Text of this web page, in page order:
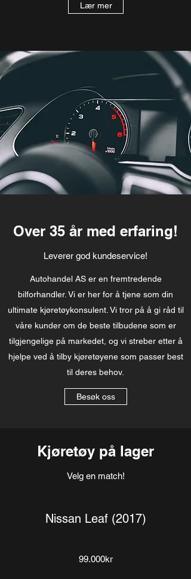
Lær mer
Over 35 år med erfaring!
Leverer god kundeservice!
Autohandel AS er en fremtredende
bilforhandler. Vi er her for å tjene som din
ultimate kjøretøykonsulent. Vi tror på å gi råd til
våre kunder om de beste tilbudene som er
tilgjengelige på markedet, og vi streber etter å
hjelpe ved å tilby kjøretøyene som passer best
til deres behov.
Besøk oss
Kjøretøy på lager
Velg en match!
Nissan Leaf (2017)
99.000kr